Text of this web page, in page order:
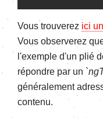
Vous trouverez ici
Vous observerez
l'exemple d'un plié
répondre par un `
généralement
contenu.